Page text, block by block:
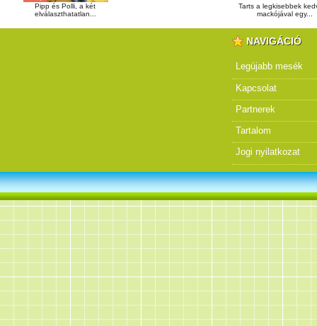
Pipp és Polli, a két
elválaszthatatlan...
Tarts a legkisebbek
mackójával egy...
NAVIGÁCIÓ
Legújabb mesék
Kapcsolat
Partnerek
Tartalom
Jogi nyilatkozat